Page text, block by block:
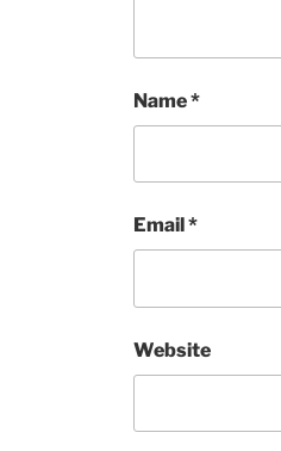
Name*
Email *
Website